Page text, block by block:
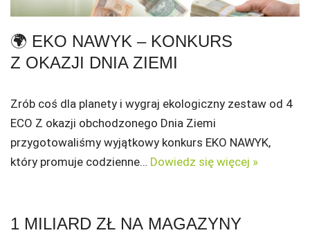
🌍 EKO NAWYK – KONKURS
Z OKAZJI DNIA ZIEMI
Zrób coś dla planety i wygraj ekologiczny zestaw od 4
ECO Z okazji obchodzonego Dnia Ziemi
przygotowaliśmy wyjątkowy konkurs EKO NAWYK,
który promuje codzienne… Dowiedz się więcej »
1 MILIARD ZŁ NA MAGAZYNY